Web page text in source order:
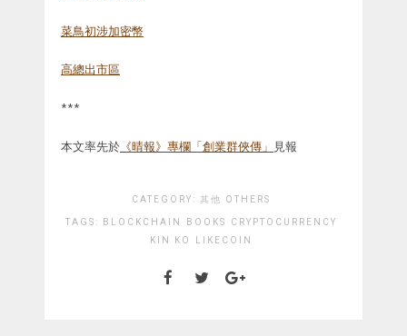
菜鳥初涉加密幣
高總出市區
***
本文率先於 《晴報》專欄「創業群俠傳」 見報
CATEGORY: 其他 OTHERS
TAGS: BLOCKCHAIN BOOKS
CRYPTOCURRENCY
KIN KO
LIKECOIN